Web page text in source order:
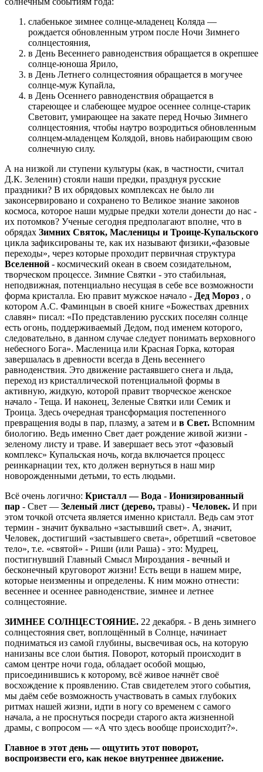
слабенькое зимнее солнце-младенец Коляда —
рождается обновленным утром после Ночи Зимнего
солнцестояния,
в День Весеннего равноденствия обращается в окрепшее
солнце-юноша Ярило,
в День Летнего солнцестояния обращается в могучее
солнце-муж Купайла,
в День Осеннего равноденствия обращается в
стареющее и слабеющее мудрое осеннее солнце-старик
Световит, умирающее на закате перед Ночью Зимнего
солнцестояния, чтобы наутро возродиться обновленным
солнцем-младенцем Колядой, вновь набирающим свою
солнечную силу.
А на низкой ли ступени культуры (как, в частности, считал
Д.К. Зеленин) стояли наши предки, празднуя русские
праздники? В их обрядовых комплексах не было ли
законсервировано и сохранено то Великое знание законов
космоса, которое наши мудрые предки хотели донести до нас -
их потомков? Ученые сегодня предполагают вполне, что в
обрядах Зимних Святок, Масленицы и Троице-Купальского
цикла зафиксированы те, как их называют физики,«фазовые
переходы», через которые проходит первичная структура
Вселенной - космический океан в своем созидательном,
творческом процессе. Зимние Святки - это стабильная,
неподвижная, потенциально несущая в себе все возможности
форма кристалла. Ею правит мужское начало - Дед Мороз , о
котором А.С. Фаминцын в своей книге «Божествах древних
славян» писал: «По представлению русских поселян солнце
есть огонь, поддерживаемый Дедом, под именем которого,
следовательно, в данном случае следует понимать верховного
небесного Бога». Масленица или Красная Горка, которая
завершалась в древности всегда в День весеннего
равноденствия. Это движение растаявшего снега и льда,
переход из кристаллической потенциальной формы в
активную, жидкую, которой правит творческое женское
начало - Теща. И наконец, Зеленые Святки или Семик и
Троица. Здесь очередная трансформация постепенного
превращения воды в пар, плазму, а затем и в Свет. Вспомним
биологию. Ведь именно Свет дает рождение живой жизни -
зеленому листу и траве. И завершает весь этот «фазовый
комплекс» Купальская ночь, когда включается процесс
реинкарнации тех, кто должен вернуться в наш мир
новорожденными детьми, то есть людьми.
Всё очень логично: Кристалл — Вода - Ионизированный
пар - Свет — Зеленый лист (дерево, травы) - Человек. И при
этом точкой отсчета является именно кристалл. Ведь сам этот
термин - значит буквально «застывший свет». А, значит,
Человек, достигший «застывшего света», обретший «световое
тело», т.е. «святой» - Риши (или Раша) - это: Мудрец,
постигнувший Главный Смысл Мироздания - вечный и
бесконечный круговорот жизни! Есть вещи в нашем мире,
которые неизменны и определены. К ним можно отнести:
весеннее и осеннее равноденствие, зимнее и летнее
солнцестояние.
ЗИМНЕЕ СОЛНЦЕСТОЯНИЕ. 22 декабря. - В день зимнего
солнцестояния свет, воплощённый в Солнце, начинает
подниматься из самой глубины, высвечивая ось, на которую
нанизаны все слои бытия. Поворот, который происходит в
самом центре ночи года, обладает особой мощью,
присоединившись к которому, всё живое начнёт своё
восхождение к проявлению. Став свидетелем этого события,
мы даём себе возможность участвовать в самых глубоких
ритмах нашей жизни, идти в ногу со временем с самого
начала, а не проснуться посреди старого акта жизненной
драмы, с вопросом — «А что здесь вообще происходит?».
Главное в этот день — ощутить этот поворот,
воспроизвести его, как некое внутреннее движение.